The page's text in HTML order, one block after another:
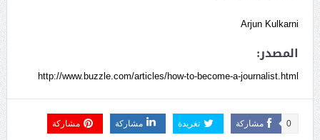
Arjun Kulkarni
المصدر:
http://www.buzzle.com/articles/how-to-become-a-journalist.html
مشاركة 0 تغريدة مشاركة مشاركة